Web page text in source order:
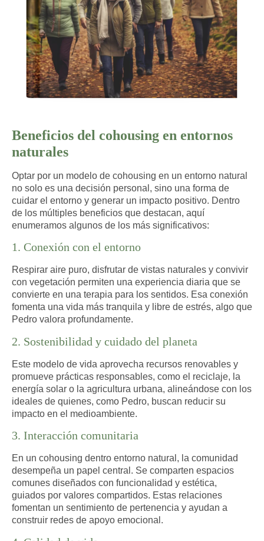
Beneficios del cohousing en entornos
naturales
Optar por un modelo de cohousing en un entorno natural
no solo es una decisión personal, sino una forma de
cuidar el entorno y generar un impacto positivo. Dentro
de los múltiples beneficios que destacan, aquí
enumeramos algunos de los más significativos:
1. Conexión con el entorno
Respirar aire puro, disfrutar de vistas naturales y convivir
con vegetación permiten una experiencia diaria que se
convierte en una terapia para los sentidos. Esa conexión
fomenta una vida más tranquila y libre de estrés, algo que
Pedro valora profundamente.
2. Sostenibilidad y cuidado del planeta
Este modelo de vida aprovecha recursos renovables y
promueve prácticas responsables, como el reciclaje, la
energía solar o la agricultura urbana, alineándose con los
ideales de quienes, como Pedro, buscan reducir su
impacto en el medioambiente.
3. Interacción comunitaria
En un cohousing dentro entorno natural, la comunidad
desempeña un papel central. Se comparten espacios
comunes diseñados con funcionalidad y estética,
guiados por valores compartidos. Estas relaciones
fomentan un sentimiento de pertenencia y ayudan a
construir redes de apoyo emocional.